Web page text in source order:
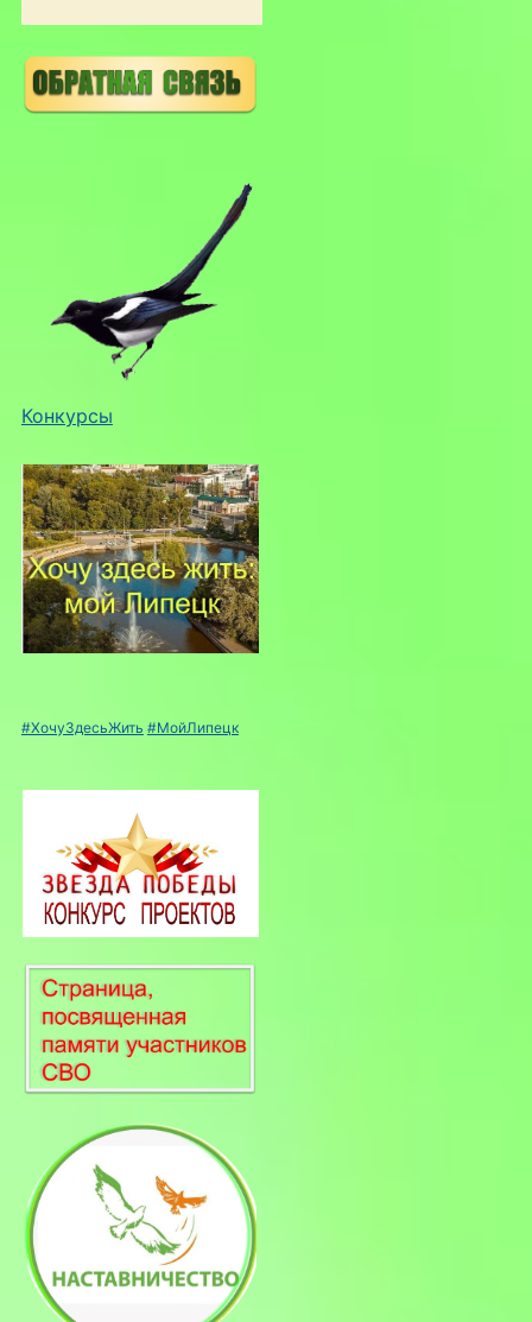
Конкурсы
#ХочуЗдесьЖить #МойЛипецк